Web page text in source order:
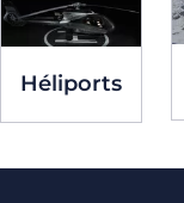
Héliports